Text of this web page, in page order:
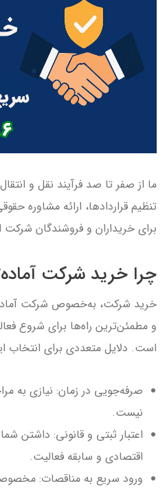
ما از صفر تا صد فرآیند نقل و
تنظیم قراردادها، ارائه مشاوره
برای خریداران و فروشندگان
چرا خرید شرکت
خرید شرکت، به‌خصوص شرکت آماده
و مطمئن‌ترین راه‌ها برای شروع
است. دلایل متعددی برای انتخاب
صرفه‌جویی در زمان: نیازی به
نیست.
اعتبار ثبتی و قانونی: داشتن
اقتصادی و سابقه فعالیت.
ورود سریع به مناقصات: